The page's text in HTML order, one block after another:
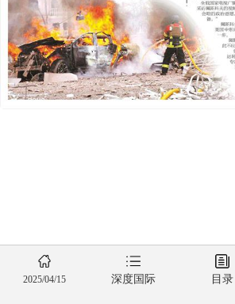
2025/04/15 深度国际 目录